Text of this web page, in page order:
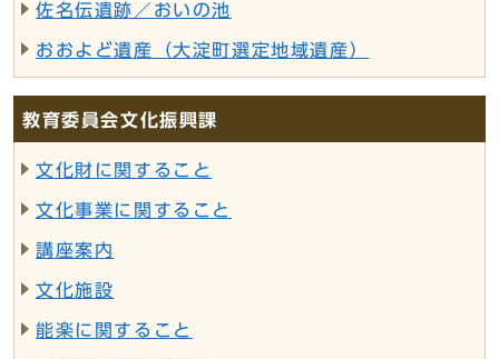
佐名伝遺跡／おいの池
おおよど遺産（大淀町選定地域遺産）
教育委員会文化振興課
文化財に関すること
文化事業に関すること
講座案内
文化施設
能楽に関すること